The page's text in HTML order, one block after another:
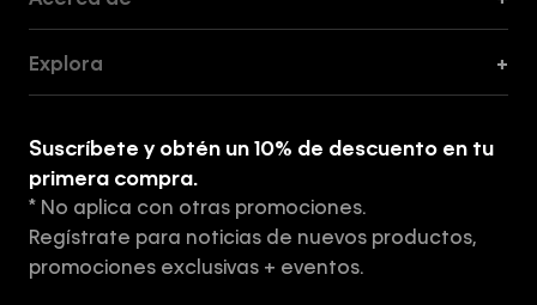
Tiendas
Aviso de privacidad
Términos y Condiciones
Explora +
Suscríbete y obtén un 10% de descuento en tu
primera compra.
* No aplica con otras promociones.
Regístrate para noticias de nuevos productos,
promociones exclusivas + eventos.